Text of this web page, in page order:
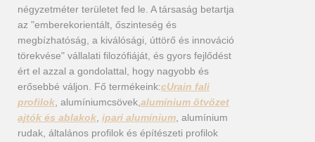
négyzetméter területet fed le. A társaság betartja
az "emberekorientált, őszinteség és
megbízhatóság, a kiválósági, úttörő és innováció
törekvése" vállalati filozófiáját, és gyors fejlődést
ért el azzal a gondolattal, hogy nagyobb és
erősebbé váljon. Fő termékeink:cUrain fali
profilok , alumíniumcsövek, alumínium ötvözet
ajtók és ablakok ipari alumínium , alumínium
rudak, általános profilok és építészeti profilok